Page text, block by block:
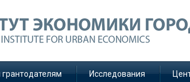
Исследования